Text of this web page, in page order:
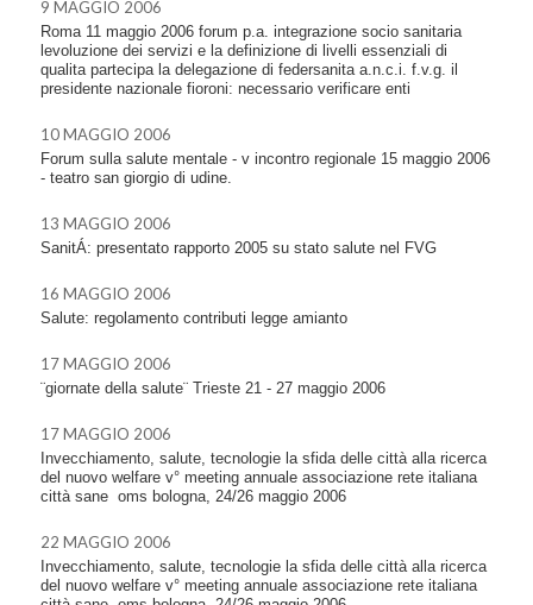
9 MAGGIO 2006
Roma 11 maggio 2006 forum p.a. integrazione socio sanitaria 
levoluzione dei servizi e la definizione di livelli essenziali di
qualita partecipa la delegazione di federsanita a.n.c.i. f.v.g. il
presidente nazionale fioroni: necessario verificare enti
10 MAGGIO 2006
Forum sulla salute mentale - v incontro regionale 15 maggio 2006
- teatro san giorgio di udine.
13 MAGGIO 2006
SanitÁ: presentato rapporto 2005 su stato salute nel FVG
16 MAGGIO 2006
Salute: regolamento contributi legge amianto
17 MAGGIO 2006
¨giornate della salute¨ Trieste 21 - 27 maggio 2006
17 MAGGIO 2006
Invecchiamento, salute, tecnologie la sfida delle città alla ricerca
del nuovo welfare v° meeting annuale associazione rete italiana
città sane  oms bologna, 24/26 maggio 2006
22 MAGGIO 2006
Invecchiamento, salute, tecnologie la sfida delle città alla ricerca
del nuovo welfare v° meeting annuale associazione rete italiana